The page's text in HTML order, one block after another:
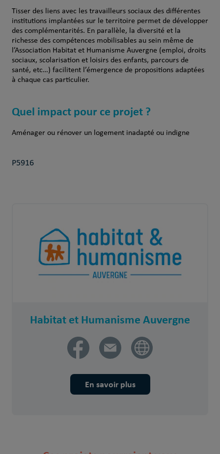
Tisser des liens avec les travailleurs sociaux des différentes
institutions implantées sur le territoire permet de développer
des complémentarités. En parallèle, la diversité et la
richesse des compétences mobilisables au sein même de
l’Association Habitat et Humanisme Auvergne (emploi, droits
sociaux, scolarisation et loisirs des enfants, parcours de
santé, etc…) facilitent l’émergence de propositions adaptées
à chaque cas particulier.
Quel impact pour ce projet ?
Aménager ou rénover un logement inadapté ou indigne
P5916
Habitat et Humanisme Auvergne
En savoir plus